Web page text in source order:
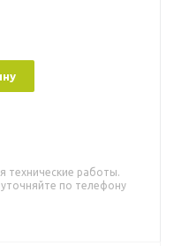
технические работы.
уточняйте по телефону